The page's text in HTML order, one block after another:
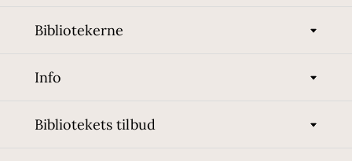
Bibliotekerne
Info
Bibliotekets tilbud